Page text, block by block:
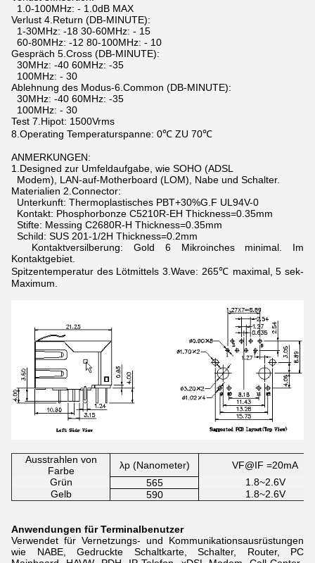
1.0-100MHz: - 1.0dB MAX
Verlust 4.Return (DB-MINUTE):
1-30MHz: -18 30-60MHz: - 15
60-80MHz: -12 80-100MHz: - 10
Gespräch 5.Cross (DB-MINUTE):
30MHz: -40 60MHz: -35
100MHz: - 30
Ablehnung des Modus-6.Common (DB-MINUTE):
30MHz: -40 60MHz: -35
100MHz: - 30
Test 7.Hipot: 1500Vrms
8.Operating Temperaturspanne: 0℃ ZU 70℃
ANMERKUNGEN:
1.Designed zur Umfeldaufgabe, wie SOHO (ADSL
Modem), LAN-auf-Motherboard (LOM), Nabe und Schalter.
Materialien 2.Connector:
Unterkunft: Thermoplastisches PBT+30%G.F UL94V-0
Kontakt: Phosphorbonze C5210R-EH Thickness=0.35mm
Stifte: Messing C2680R-H Thickness=0.35mm
Schild: SUS 201-1/2H Thickness=0.2mm
Kontaktversilberung: Gold 6 Mikroinches minimal. Im
Kontaktgebiet.
Spitzentemperatur des Lötmittels 3.Wave: 265℃ maximal, 5 sek-
Maximum.
Ausstrahlen von
Farbe
λp (Nanometer)
VF@IF =20mA
Grün
565
1.8~2.6V
Gelb
590 1.8~2.6V
Anwendungen für Terminalbenutzer
Verwendet für Vernetzungs- und Kommunikationsausrüstungen
wie NABE, Gedruckte Schaltkarte, Schalter, Router, PC